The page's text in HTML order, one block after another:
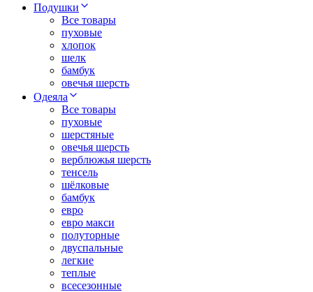
Подушки
Все товары
пуховые
хлопок
шелк
бамбук
овечья шерсть
Одеяла
Все товары
пуховые
шерстяные
овечья шерсть
верблюжья шерсть
тенсель
шёлковые
бамбук
евро
евро макси
полуторные
двуспальные
легкие
теплые
всесезонные